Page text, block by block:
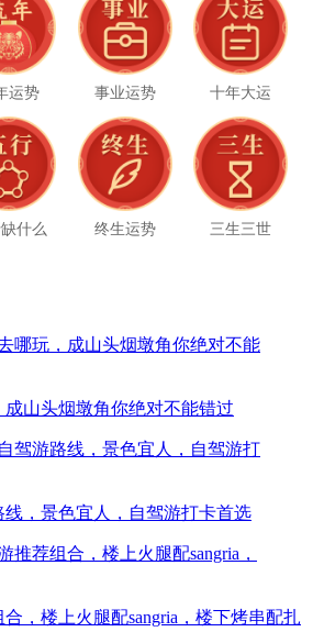
运势 事业运势 十年大运
什么 终生运势 三生三世
山头烟墩角你绝对不能错过
，景色宜人，自驾游打卡首选
，楼上火腿配sangria，楼下烤串配扎